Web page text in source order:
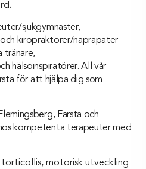
sjukgymnaster,
kiropraktorer/naprapater
tränare,
hälsoinspiratörer. All vår
för att hjälpa dig som
Farsta och
kompetenta terapeuter med
torticollis, motorisk utveckling